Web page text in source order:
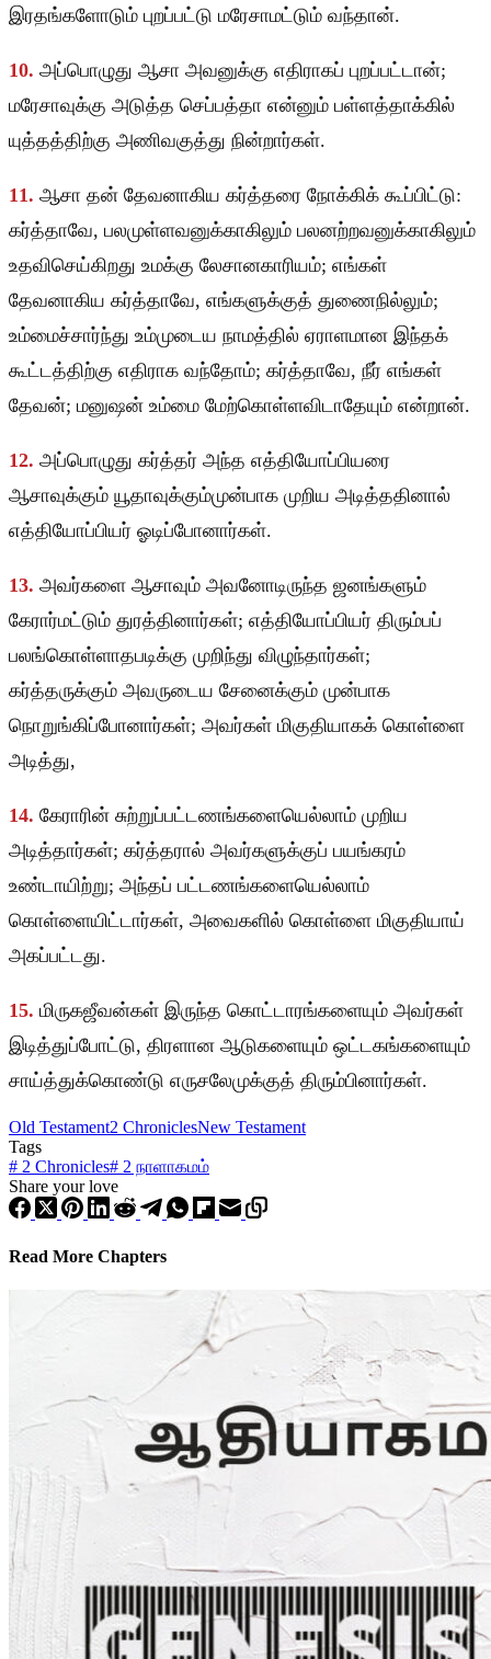
இரதங்களோடும் புறப்பட்டு மரேசாமட்டும் வந்தான்.
10. அப்பொழுது ஆசா அவனுக்கு எதிராகப் புறப்பட்டான்;
மரேசாவுக்கு அடுத்த செப்பத்தா என்னும் பள்ளத்தாக்கில்
யுத்தத்திற்கு அணிவகுத்து நின்றார்கள்.
11. ஆசா தன் தேவனாகிய கர்த்தரை நோக்கிக் கூப்பிட்டு:
கர்த்தாவே, பலமுள்ளவனுக்காகிலும் பலனற்றவனுக்காகிலும்
உதவிசெய்கிறது உமக்கு லேசானகாரியம்; எங்கள்
தேவனாகிய கர்த்தாவே, எங்களுக்குத் துணைநில்லும்;
உம்மைச்சார்ந்து உம்முடைய நாமத்தில் ஏராளமான இந்தக்
கூட்டத்திற்கு எதிராக வந்தோம்; கர்த்தாவே, நீர் எங்கள்
தேவன்; மனுஷன் உம்மை மேற்கொள்ளவிடாதேயும் என்றான்.
12. அப்பொழுது கர்த்தர் அந்த எத்தியோப்பியரை
ஆசாவுக்கும் யூதாவுக்கும்முன்பாக முறிய அடித்ததினால்
எத்தியோப்பியர் ஓடிப்போனார்கள்.
13. அவர்களை ஆசாவும் அவனோடிருந்த ஜனங்களும்
கேரார்மட்டும் துரத்தினார்கள்; எத்தியோப்பியர் திரும்பப்
பலங்கொள்ளாதபடிக்கு முறிந்து விழுந்தார்கள்;
கர்த்தருக்கும் அவருடைய சேனைக்கும் முன்பாக
நொறுங்கிப்போனார்கள்; அவர்கள் மிகுதியாகக் கொள்ளை
அடித்து,
14. கேராரின் சுற்றுப்பட்டணங்களையெல்லாம் முறிய
அடித்தார்கள்; கர்த்தரால் அவர்களுக்குப் பயங்கரம்
உண்டாயிற்று; அந்தப் பட்டணங்களையெல்லாம்
கொள்ளையிட்டார்கள், அவைகளில் கொள்ளை மிகுதியாய்
அகப்பட்டது.
15. மிருகஜீவன்கள் இருந்த கொட்டாரங்களையும் அவர்கள்
இடித்துப்போட்டு, திரளான ஆடுகளையும் ஒட்டகங்களையும்
சாய்த்துக்கொண்டு எருசலேமுக்குத் திரும்பினார்கள்.
Old Testament2 ChroniclesNew Testament
Tags
# 2 Chronicles# 2 நாளாகமம்
Share your love
Read More Chapters